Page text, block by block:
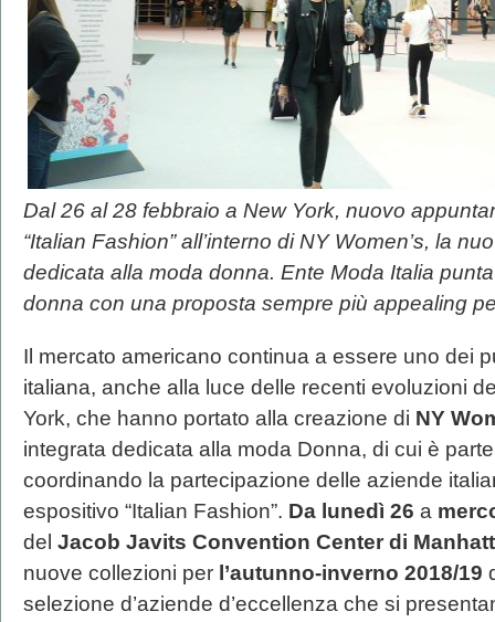
Dal 26 al 28 febbraio a New York, nuovo
“Italian Fashion” all’interno di NY Women’s, la
dedicata alla moda donna. Ente Moda Italia
donna con una proposta sempre più appealing
Il mercato americano continua a essere uno dei
italiana, anche alla luce delle recenti evoluzioni
York, che hanno portato alla creazione di NY
integrata dedicata alla moda Donna, di cui è
coordinando la partecipazione delle aziende
espositivo “Italian Fashion”. Da lunedì 26 a
del Jacob Javits Convention Center di
nuove collezioni per l’autunno-inverno 2018/19
selezione d’aziende d’eccellenza che si